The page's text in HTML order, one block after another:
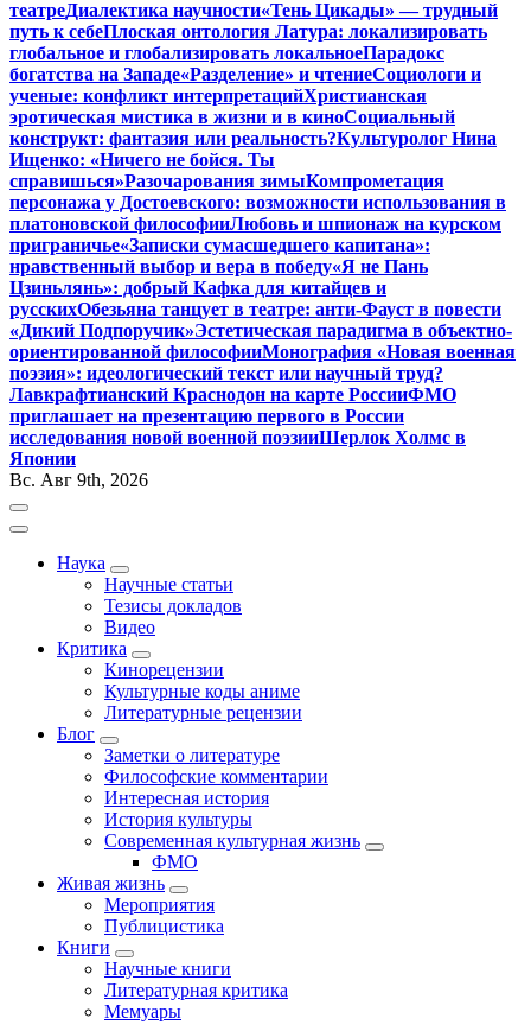
театреДиалектика научности«Тень Цикады» — трудный
путь к себеПлоская онтология Латура: локализировать
глобальное и глобализировать локальноеПарадокс
богатства на Западе«Разделение» и чтениеСоциологи и
ученые: конфликт интерпретацийХристианская
эротическая мистика в жизни и в киноСоциальный
конструкт: фантазия или реальность?Культуролог Нина
Ищенко: «Ничего не бойся. Ты
справишься»Разочарования зимыКомпрометация
персонажа у Достоевского: возможности использования в
платоновской философииЛюбовь и шпионаж на курском
приграничье«Записки сумасшедшего капитана»:
нравственный выбор и вера в победу«Я не Пань
Цзиньлянь»: добрый Кафка для китайцев и
русскихОбезьяна танцует в театре: анти-Фауст в повести
«Дикий Подпоручик»Эстетическая парадигма в объектно-
ориентированной философииМонография «Новая военная
поэзия»: идеологический текст или научный труд?
Лавкрафтианский Краснодон на карте РоссииФМО
приглашает на презентацию первого в России
исследования новой военной поэзииШерлок Холмс в
Японии
Вс. Авг 9th, 2026
Наука
Научные статьи
Тезисы докладов
Видео
Критика
Кинорецензии
Культурные коды аниме
Литературные рецензии
Блог
Заметки о литературе
Философские комментарии
Интересная история
История культуры
Современная культурная жизнь
ФМО
Живая жизнь
Мероприятия
Публицистика
Книги
Научные книги
Литературная критика
Мемуары